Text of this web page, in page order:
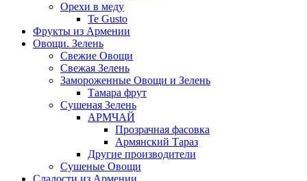
Орехи в меду
Te Gusto
Фрукты из Армении
Овощи. Зелень
Свежие Овощи
Свежая Зелень
Замороженные Овощи и Зелень
Тамара фрут
Сушеная Зелень
АРМЧАЙ
Прозрачная фасовка
Армянский Тараз
Другие производители
Сушеные Овощи
Сладости из Армении